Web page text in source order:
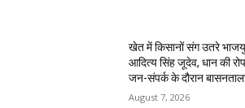
खेत में किसानों संग उतरे
आदित्य सिंह जूदेव, धान की
जन-संपर्क के दौरान
August 7, 2026